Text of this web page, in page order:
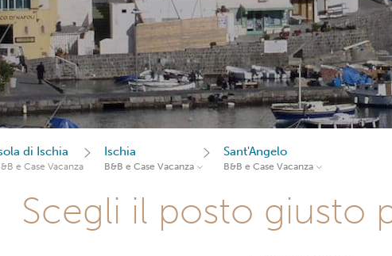
di Ischia
e Case Vacanza
Ischia
B&B e Case Vacanza
Sant'Angelo
B&B e Case Vacanza
Scegli il posto giusto